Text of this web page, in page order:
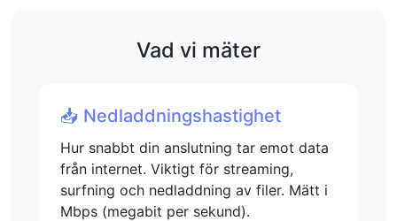
Vad vi mäter
📥 Nedladdningshastighet
Hur snabbt din anslutning tar emot data
från internet. Viktigt för streaming,
surfning och nedladdning av filer. Mätt i
Mbps (megabit per sekund).